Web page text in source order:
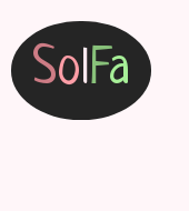
SolFa